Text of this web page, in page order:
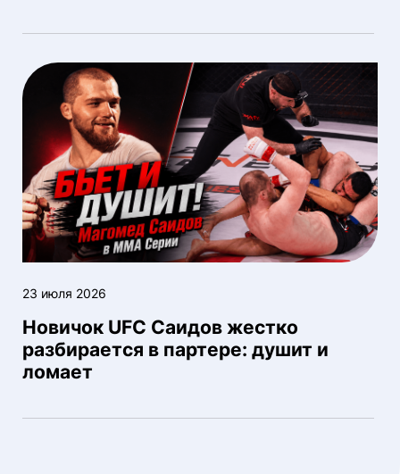
23 июля 2026
Новичок UFC Саидов жестко
разбирается в партере: душит и
ломает